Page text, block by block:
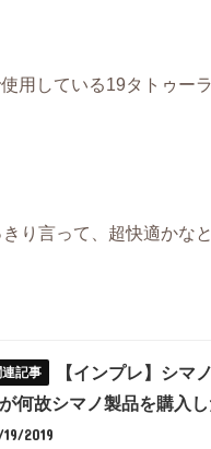
用している19タトゥー
り言って、超快適かな
【インプレ】シマ
何故シマノ製品を購入
2019